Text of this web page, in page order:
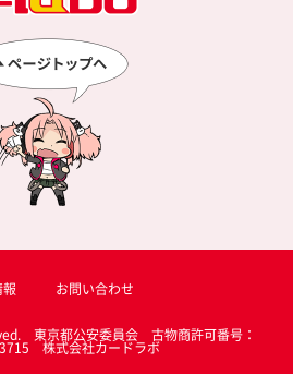
お問い合わせ
東京都公安委員会 古物商許可番号：
株式会社カードラボ